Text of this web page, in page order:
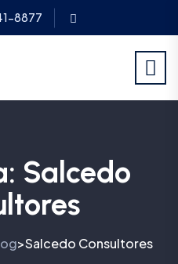
8877
Salcedo
>Salcedo Consultores